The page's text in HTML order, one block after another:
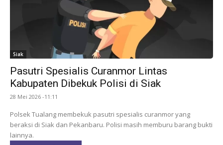
Siak
Pasutri Spesialis Curanmor Lintas
Kabupaten Dibekuk Polisi di Siak
28 Mei 2026 -11:11
Polsek Tualang membekuk pasutri spesialis curanmor yang
beraksi di Siak dan Pekanbaru. Polisi masih memburu barang bukti
lainnya.